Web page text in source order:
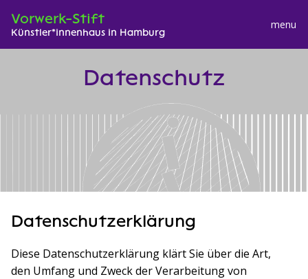
n
Vorwerk-Stift
Künstler*innenhaus in Hamburg
menu
Datenschutz
Datenschutzerklärung
Diese Datenschutzerklärung klärt Sie über die Art,
den Umfang und Zweck der Verarbeitung von